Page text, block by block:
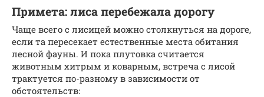
Примета: лиса перебежала дорогу
Чаще всего с лисицей можно столкнуться на дороге,
если та пересекает естественные места обитания
лесной фауны. И пока плутовка считается
животным хитрым и коварным, встреча с лисой
трактуется по-разному в зависимости от
обстоятельств: